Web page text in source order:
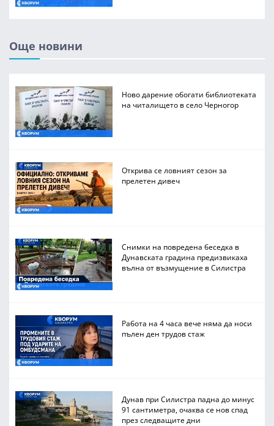
Още новини
Ново дарение обогати библиотеката
на читалището в село Черногор
Открива се ловният сезон за
прелетен дивеч
Снимки на повредена беседка в
Дунавската градина предизвикаха
вълна от възмущение в Силистра
Работа на 4 часа вече няма да носи
пълен ден трудов стаж
Дунав при Силистра падна до минус
91 сантиметра, очаква се нов спад
през следващите дни